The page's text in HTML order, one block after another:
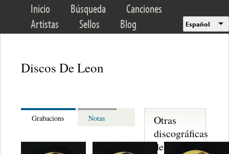
Inicio Búsqueda
Canciones
Artistas
Sellos Blog Español
Discos De Leon
Grabacions Notas
Otras
discográficas
de nota ...